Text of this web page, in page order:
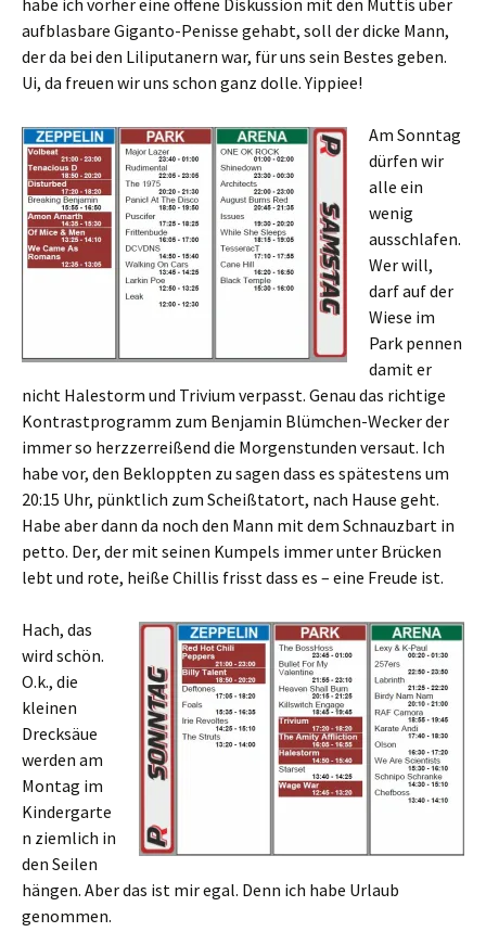
habe ich vorher eine offene Diskussion mit den Muttis über
aufblasbare Giganto-Penisse gehabt, soll der dicke Mann,
der da bei den Liliputanern war, für uns sein Bestes geben.
Ui, da freuen wir uns schon ganz dolle. Yippiee!
Am Sonntag
dürfen wir
alle ein
wenig
ausschlafen.
Wer will,
darf auf der
Wiese im
Park pennen
damit er
nicht Halestorm und Trivium verpasst. Genau das richtige
Kontrastprogramm zum Benjamin Blümchen-Wecker der
immer so herzzerreißend die Morgenstunden versaut. Ich
habe vor, den Bekloppten zu sagen dass es spätestens um
20:15 Uhr, pünktlich zum Scheißtatort, nach Hause geht.
Habe aber dann da noch den Mann mit dem Schnauzbart in
petto. Der, der mit seinen Kumpels immer unter Brücken
lebt und rote, heiße Chillis frisst dass es – eine Freude ist.
Hach, das
wird schön.
O.k., die
kleinen
Drecksäue
werden am
Montag im
Kindergarte
n ziemlich in
den Seilen
hängen. Aber das ist mir egal. Denn ich habe Urlaub
genommen.